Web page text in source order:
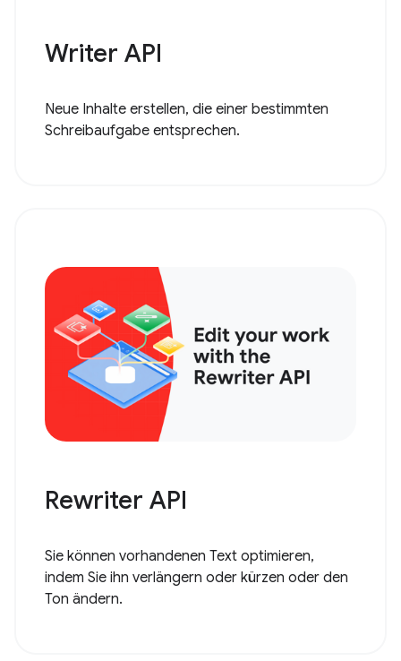
Writer API
Neue Inhalte erstellen, die einer bestimmten
Schreibaufgabe entsprechen.
Rewriter API
Sie können vorhandenen Text optimieren,
indem Sie ihn verlängern oder kürzen oder den
Ton ändern.